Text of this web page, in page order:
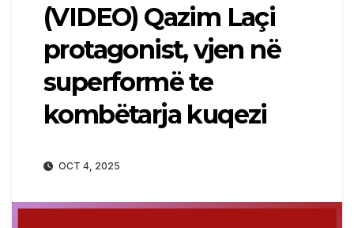
(VIDEO) Qazim Laçi
protagonist, vjen në
superformë te
kombëtarja kuqezi
OCT 4, 2025